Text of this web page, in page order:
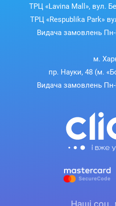
ТРЦ «Lavina Mall», вул.
ТРЦ «Respublika Park»
Видача замовлень
м.
пр. Науки, 48 (м.
Видача замовлень